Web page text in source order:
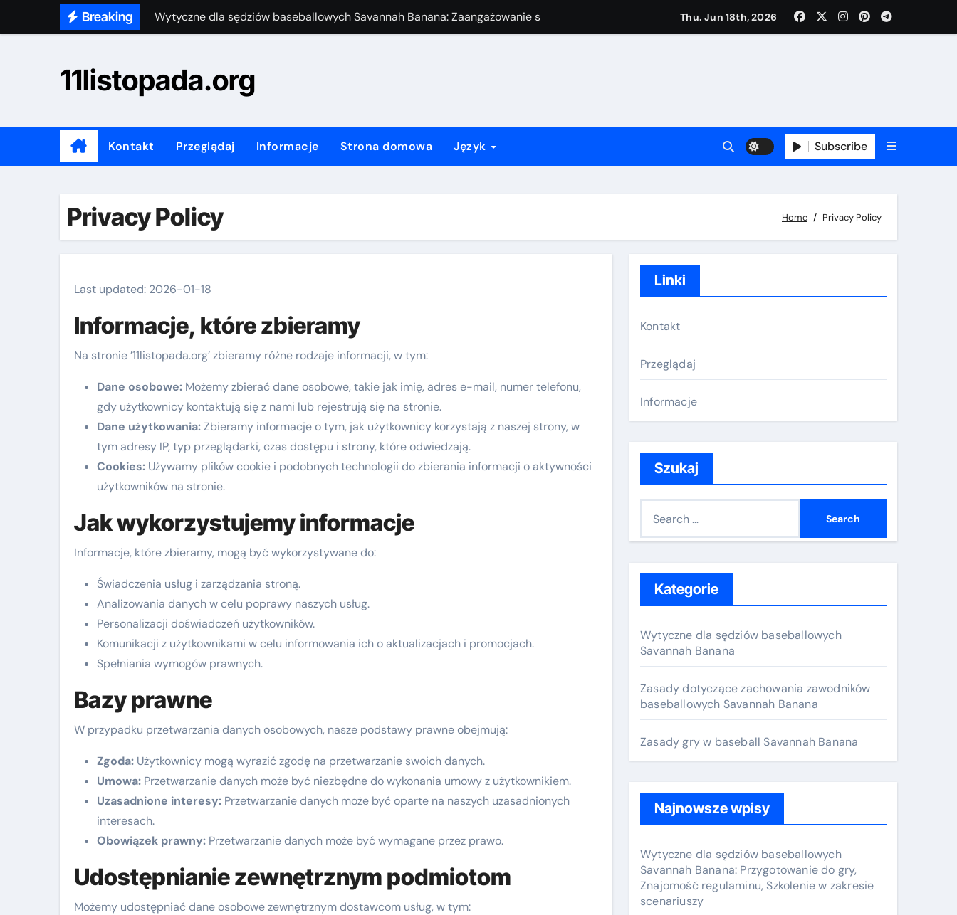
Breaking
Savannah Banana Baseball: Oficjalne punktowanie, prowadzenie rekordów, statystyki
Savannah Banana Baseball: Dynamika zespołu, Rozwiązywanie konfliktów, Role przywódcze
Thu. Jun 18th, 2026
11listopada.org
Kontakt Przeglądaj Informacje Strona domowa Język Subscribe
Privacy Policy Home Privacy Policy
Last updated: 2026-01-18
Informacje, które zbieramy
Na stronie ’11listopada.org’ zbieramy różne rodzaje informacji, w tym:
Dane osobowe: Możemy zbierać dane osobowe, takie jak imię, adres e-mail, numer telefonu,
gdy użytkownicy kontaktują się z nami lub rejestrują się na stronie.
Dane użytkowania:Zbieramy informacje o tym, jak użytkownicy korzystają z naszej strony, w
tym adresy IP, typ przeglądarki, czas dostępu i strony, które odwiedzają.
Cookies: Używamy plików cookie i podobnych technologii do zbierania informacji o aktywności
użytkowników na stronie.
Jak wykorzystujemy informacje
Informacje, które zbieramy, mogą być wykorzystywane do:
Świadczenia usług i zarządzania stroną.
Analizowania danych w celu poprawy naszych usług.
Personalizacji doświadczeń użytkowników.
Komunikacji z użytkownikami w celu informowania ich o aktualizacjach i promocjach.
Spełniania wymogów prawnych.
Bazy prawne
W przypadku przetwarzania danych osobowych, nasze podstawy prawne obejmują:
Zgoda: Użytkownicy mogą wyrazić zgodę na przetwarzanie swoich danych.
Umowa: Przetwarzanie danych może być niezbędne do wykonania umowy z użytkownikiem.
Uzasadnione interesy: Przetwarzanie danych może być oparte na naszych uzasadnionych
interesach.
Obowiązek prawny: Przetwarzanie danych może być wymagane przez prawo.
Udostępnianie zewnętrznym podmiotom
Możemy udostępniać dane osobowe zewnętrznym dostawcom usług, w tym:
Linki
Kontakt
Przeglądaj
Informacje
Szukaj
h
f
o
r
:
Kategorie
Wytyczne dla sędziów baseballowych
Savannah Banana
Zasady dotyczące zachowania zawodników
baseballowych Savannah Banana
Zasady gry w baseball Savannah Banana
Najnowsze wpisy
Wytyczne dla sędziów baseballowych
Savannah Banana: Przygotowanie do gry,
Znajomość regulaminu, Szkolenie w zakresie
scenariuszy